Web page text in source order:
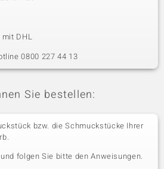
DHL
0800 227 44 13
Sie bestellen:
bzw. die Schmuckstücke Ihrer
folgen Sie bitte den Anweisungen.